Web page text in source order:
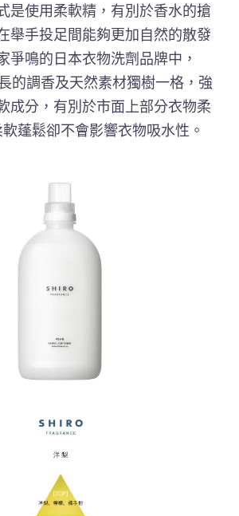
是使用柔軟精，有別於香水的搶
舉手投足間能夠更加自然的散發
爭鳴的日本衣物洗劑品牌中，
的調香及天然素材獨樹一格，強
成分，有別於市面上部分衣物柔
蓬鬆卻不會影響衣物吸水性。